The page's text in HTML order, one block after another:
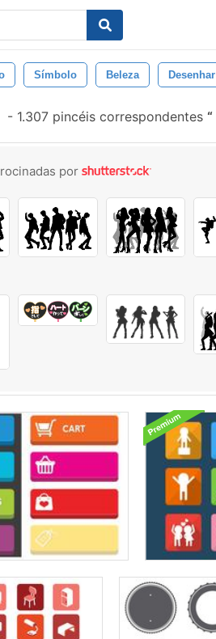
Símbolo Beleza Desenhar
- 1.307 pincéis correspondentes
por